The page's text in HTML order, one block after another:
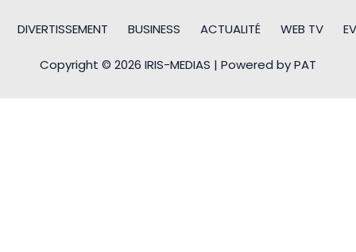
DIVERTISSEMENT BUSINESS ACTUALITÉ WEB TV
Copyright © 2026 IRIS-MEDIAS | Powered by PAT